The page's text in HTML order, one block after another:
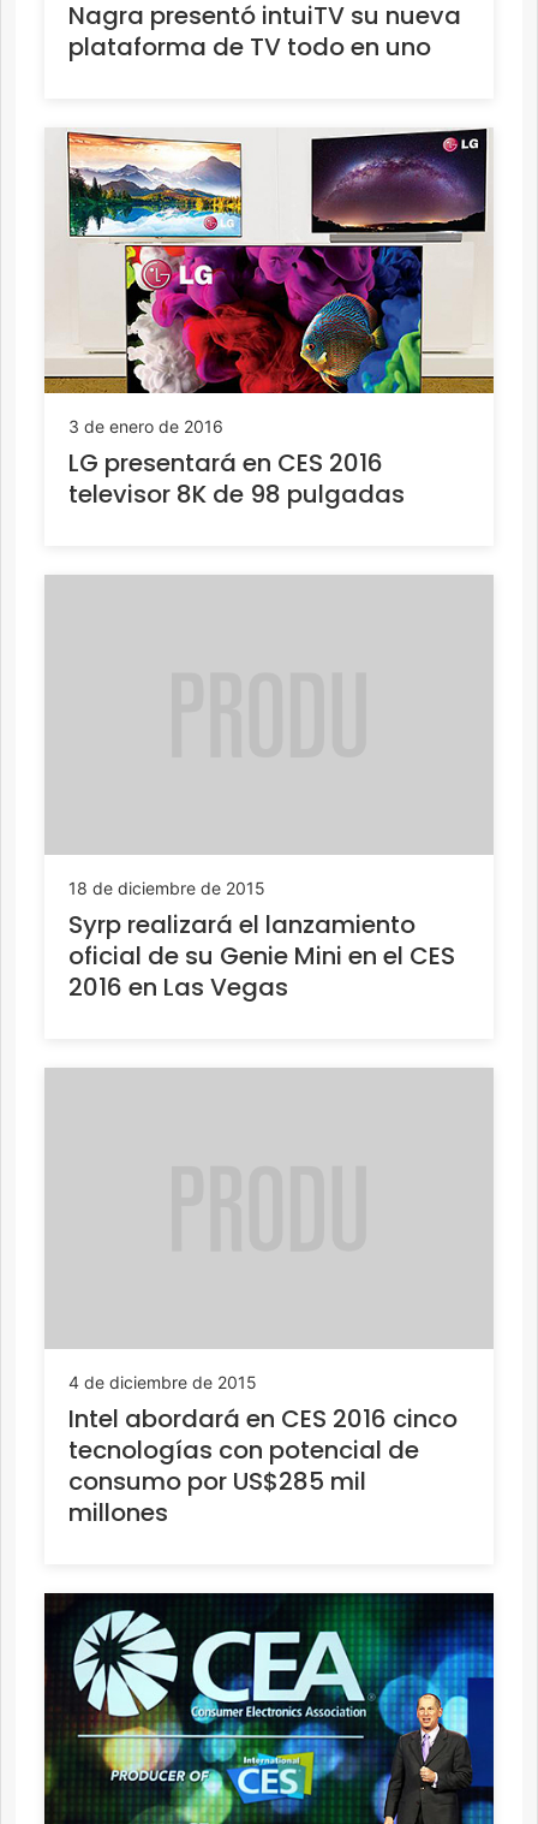
Nagra presentó intuiTV su nueva
plataforma de TV todo en uno
3 de enero de 2016
LG presentará en CES 2016
televisor 8K de 98 pulgadas
18 de diciembre de 2015
Syrp realizará el lanzamiento
oficial de su Genie Mini en el CES
2016 en Las Vegas
4 de diciembre de 2015
Intel abordará en CES 2016 cinco
tecnologías con potencial de
consumo por US$285 mil
millones